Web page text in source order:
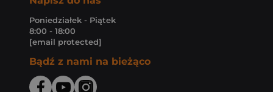
Poniedziałek - Piątek
8:00 - 18:00
[email protected]
Bądź z nami na bieżąco